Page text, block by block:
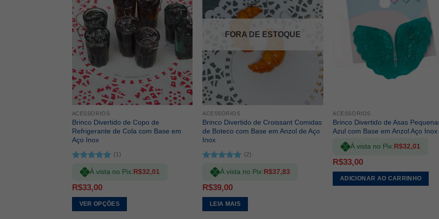
ADICIONAR
A LISTA DE
DESEJOS
ACESSÓRIOS
Brinco Divertido de Copo de
Refrigerante de Cola com Base em
Aço Inox
Avaliação
5.00de 5
(1)
À vista no Pix:R$32,01
R$33,00
VER OPÇÕES
ADICIONAR
A LISTA DE
FORA DE ESTOQUE
ACESSÓRIOS
Brinco Divertido de Croissant Comidas
de Boteco com Base em Anzol de Aço
Inox
Avaliação
5.00de 5
(2)
À vista no Pix:R$37,83
R$39,00
LEIA MAIS
DESEJOS
ACESSÓRIOS
Brinco Divertido de Asas
Azul com Base em Anzol Aço Inox
À vista no Pix:R$32,01
R$33,00
ADICIONAR AO CARRINHO